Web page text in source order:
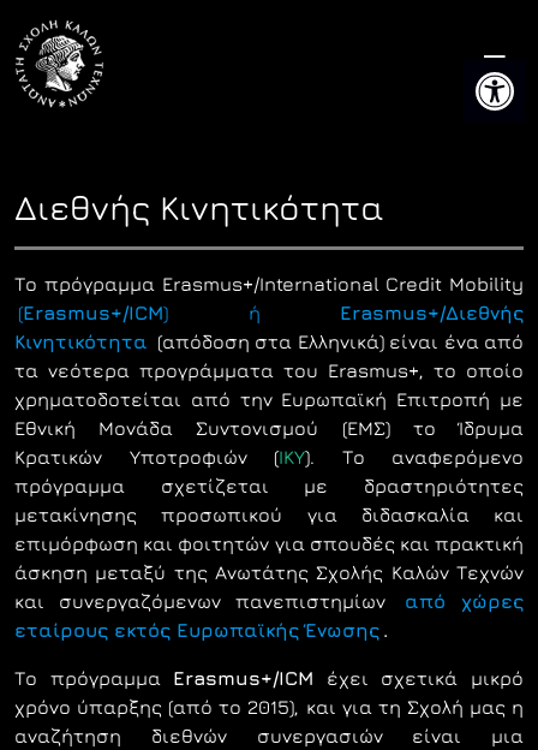
content
Διεθνής Κινητικότητα
Το πρόγραμμα Erasmus+/International Credit Mobility
(Erasmus+/ICM) ή Erasmus+/Διεθνής
Κινητικότητα (απόδοση στα Ελληνικά) είναι ένα από
τα νεότερα προγράμματα του Erasmus+, το οποίο
χρηματοδοτείται από την Ευρωπαϊκή Επιτροπή με
Εθνική Μονάδα Συντονισμού (ΕΜΣ) το Ίδρυμα
Κρατικών Υποτροφιών (ΙΚΥ). Το αναφερόμενο
πρόγραμμα σχετίζεται με δραστηριότητες
μετακίνησης προσωπικού για διδασκαλία και
επιμόρφωση και φοιτητών για σπουδές και πρακτική
άσκηση μεταξύ της Ανωτάτης Σχολής Καλών Τεχνών
και συνεργαζόμενων πανεπιστημίων
από χώρες
εταίρους εκτός Ευρωπαϊκής Ένωσης .
Το πρόγραμμα Erasmus+/ICM έχει σχετικά μικρό
χρόνο ύπαρξης (από το 2015), και για τη Σχολή μας η
αναζήτηση διεθνών συνεργασιών είναι μια